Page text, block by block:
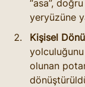
“asa”,
yeryüzüne
Kişisel
yolculuğunu
olunan